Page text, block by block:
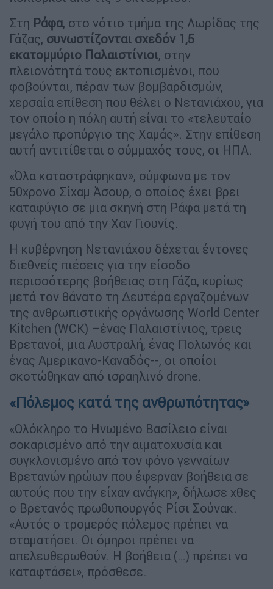
Στη Ράφα, στο νότιο τμήμα της Λωρίδας της
Γάζας, συνωστίζονται σχεδόν 1,5
εκατομμύριο Παλαιστίνιοι, στην
πλειονότητά τους εκτοπισμένοι, που
φοβούνται, πέραν των βομβαρδισμών,
χερσαία επίθεση που θέλει ο Νετανιάχου, για
τον οποίο η πόλη αυτή είναι το «τελευταίο
μεγάλο προπύργιο της Χαμάς». Στην επίθεση
αυτή αντιτίθεται ο σύμμαχός τους, οι ΗΠΑ.
«Όλα καταστράφηκαν», σύμφωνα με τον
50χρονο Σίχαμ Άσουρ, ο οποίος έχει βρει
καταφύγιο σε μια σκηνή στη Ράφα μετά τη
φυγή του από την Χαν Γιουνίς.
Η κυβέρνηση Νετανιάχου δέχεται έντονες
διεθνείς πιέσεις για την είσοδο
περισσότερης βοήθειας στη Γάζα, κυρίως
μετά τον θάνατο τη Δευτέρα εργαζομένων
της ανθρωπιστικής οργάνωσης World Center
Kitchen (WCK) –ένας Παλαιστίνιος, τρεις
Βρετανοί, μια Αυστραλή, ένας Πολωνός και
ένας Αμερικανο-Καναδός--, οι οποίοι
σκοτώθηκαν από ισραηλινό drone.
«Πόλεμος κατά της ανθρωπότητας»
«Ολόκληρο το Ηνωμένο Βασίλειο είναι
σοκαρισμένο από την αιματοχυσία και
συγκλονισμένο από τον φόνο γενναίων
Βρετανών ηρώων που έφερναν βοήθεια σε
αυτούς που την είχαν ανάγκη», δήλωσε χθες
ο Βρετανός πρωθυπουργός Ρίσι Σούνακ.
«Αυτός ο τρομερός πόλεμος πρέπει να
σταματήσει. Οι όμηροι πρέπει να
απελευθερωθούν. Η βοήθεια (…) πρέπει να
καταφτάσει», πρόσθεσε.